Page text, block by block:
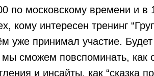
по московскому времени и в
кому интересен тренинг
уже принимал участие. Будет
мы сможем повспоминать, как
и инсайты, как “сказка